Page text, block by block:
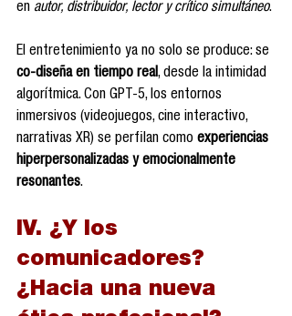
en autor, distribuidor, lector y crítico simultáneo.
El entretenimiento ya no solo se produce: se
co-diseña en tiempo real, desde la intimidad
algorítmica. Con GPT-5, los entornos
inmersivos (videojuegos, cine interactivo,
narrativas XR) se perfilan como experiencias
hiperpersonalizadas y emocionalmente
resonantes.
IV. ¿Y los
comunicadores?
¿Hacia una nueva